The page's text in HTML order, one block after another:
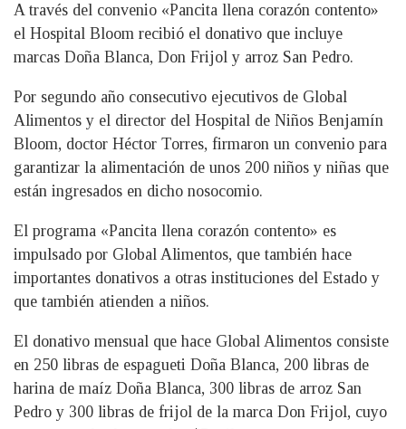
A través del convenio «Pancita llena corazón contento»
el Hospital Bloom recibió el donativo que incluye
marcas Doña Blanca, Don Frijol y arroz San Pedro.
Por segundo año consecutivo ejecutivos de Global
Alimentos y el director del Hospital de Niños Benjamín
Bloom, doctor Héctor Torres, firmaron un convenio para
garantizar la alimentación de unos 200 niños y niñas que
están ingresados en dicho nosocomio.
El programa «Pancita llena corazón contento» es
impulsado por Global Alimentos, que también hace
importantes donativos a otras instituciones del Estado y
que también atienden a niños.
El donativo mensual que hace Global Alimentos consiste
en 250 libras de espagueti Doña Blanca, 200 libras de
harina de maíz Doña Blanca, 300 libras de arroz San
Pedro y 300 libras de frijol de la marca Don Frijol, cuyo